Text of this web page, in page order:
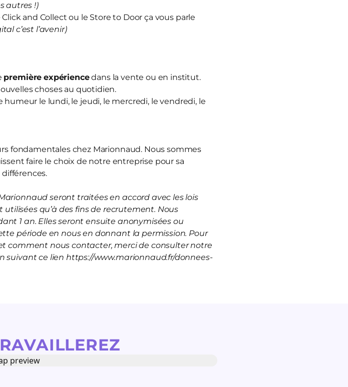
autres !)
and Collect ou le Store to Door ça vous parle
c’est l’avenir)
première expériencedans la vente ou en institut.
choses au quotidien.
humeur le lundi, le jeudi, le mercredi, le vendredi, le
fondamentales chez Marionnaud. Nous sommes
faire le choix de notre entreprise pour sa
seront traitées en accord avec les lois
qu’à des fins de recrutement. Nous
1 an. Elles seront ensuite anonymisées ou
période en nous en donnant la permission. Pour
comment nous contacter, merci de consulter notre
suivant ce lien https://www.marionnaud.fr/donnees-